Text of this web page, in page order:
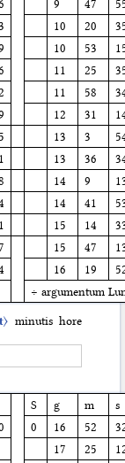
9 47
10 20
10 53
11 25
11 58
12 31
13 3
13 36
14 9
14 41
15 14
15 47
16 19
÷ argumentum
minutis hore
S g m
s
0 16 52
17 25